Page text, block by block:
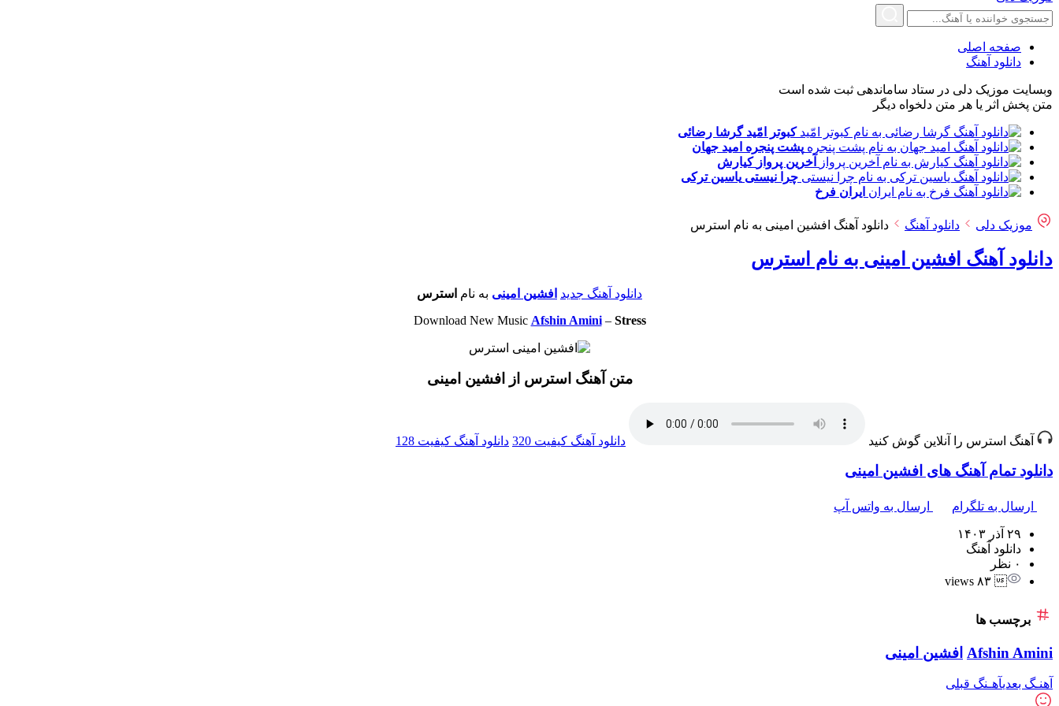
صفحه اصلی
دانلود آهنگ
وبسایت موزیک دلی در ستاد ساماندهی ثبت شده است
متن پخش اثر یا هر متن دلخواه دیگر
کبوتر امّید گرشا رضائی
پشت پنجره امید جهان
آخرین پرواز کیارش
چرا نیستی یاسین ترکی
ایران فرخ
موزیک دلی دانلود آهنگ دانلود آهنگ افشین امینی به نام استرس
دانلود آهنگ افشین امینی به نام استرس
دانلود آهنگ جدید افشین امینی به نام استرس
Download New Music Afshin Amini– Stress
متن آهنگ استرس از افشین امینی
آهنگ استرس را آنلاین گوش کنید دانلود آهنگ کیفیت 320 دانلود آهنگ کیفیت 128
دانلود تمام آهنگ های افشین امینی
ارسال به تلگرام ارسال به واتس آپ
۲۹ آذر ۱۴۰۳
دانلود آهنگ
۰ نظر
۸۳ views
برچسب ها
Afshin Amini افشین امینی
آهنـگ بعدیآهـنگ قبلی